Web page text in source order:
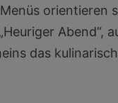
Abend“,
das